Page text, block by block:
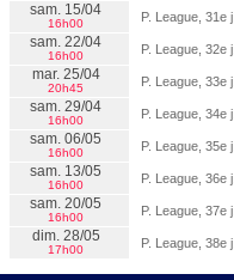
sam. 15/04
16h00 P. League, 31e j.
sam. 22/04
16h00 P. League, 32e j.
mar. 25/04
20h45 P. League, 33e j.
sam. 29/04
16h00 P. League, 34e j.
sam. 06/05
16h00 P. League, 35e j.
sam. 13/05
16h00 P. League, 36e j.
sam. 20/05
16h00 P. League, 37e j.
dim. 28/05
17h00 P. League, 38e j.